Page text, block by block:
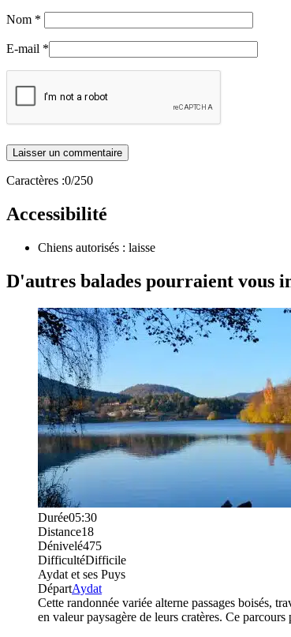
Nom *
E-mail *
Caractères :0/250
Accessibilité
Chiens autorisés : laisse
D'autres balades pourraient vous
Durée05:30
Distance18
Dénivelé475
DifficultéDifficile
Aydat et ses Puys
DépartAydat
Cette randonnée variée alterne passages boisés,
en valeur paysagère de leurs cratères. Ce